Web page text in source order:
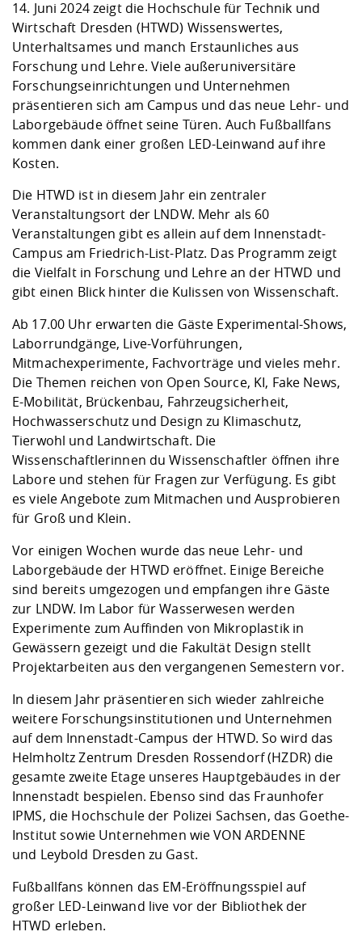
Vorbereitung
Checkliste zum
Studien- und
und Physik
Fremdsprachen
Studieren in
Lebenslagen
Studentenwerk
Arbeit
Career Service
Lehren,
Weiterbilden im
Formulare und
Formulare und
FIS -
Prototyping und
Gründung und
Kooperationen
Kontakt &
Klimaschutz &
Gremien und
Informatik/
Landbau/
Maschinenbau
Angebote für Unternehmen
Kontakt und Anfahrt
Qualitätssicherung
14. Juni 2024 zeigt die Hochschule für Technik und
Wirtschaft Dresden (HTWD) Wissenswertes,
Unterhaltsames und manch Erstaunliches aus
Forschung und Lehre. Viele außeruniversitäre
Forschungseinrichtungen und Unternehmen
präsentieren sich am Campus und das neue Lehr- und
Laborgebäude öffnet seine Türen. Auch Fußballfans
kommen dank einer großen LED-Leinwand auf ihre
Kosten.
Die HTWD ist in diesem Jahr ein zentraler
Veranstaltungsort der LNDW. Mehr als 60
Veranstaltungen gibt es allein auf dem Innenstadt-
Campus am Friedrich-List-Platz. Das Programm zeigt
die Vielfalt in Forschung und Lehre an der HTWD und
gibt einen Blick hinter die Kulissen von Wissenschaft.
Ab 17.00 Uhr erwarten die Gäste Experimental-Shows,
Laborrundgänge, Live-Vorführungen,
Mitmachexperimente, Fachvorträge und vieles mehr.
Die Themen reichen von Open Source, KI, Fake News,
E-Mobilität, Brückenbau, Fahrzeugsicherheit,
Hochwasserschutz und Design zu Klimaschutz,
Tierwohl und Landwirtschaft. Die
Wissenschaftlerinnen du Wissenschaftler öffnen ihre
Labore und stehen für Fragen zur Verfügung. Es gibt
es viele Angebote zum Mitmachen und Ausprobieren
für Groß und Klein.
Vor einigen Wochen wurde das neue Lehr- und
Laborgebäude der HTWD eröffnet. Einige Bereiche
sind bereits umgezogen und empfangen ihre Gäste
zur LNDW. Im Labor für Wasserwesen werden
Experimente zum Auffinden von Mikroplastik in
Gewässern gezeigt und die Fakultät Design stellt
Projektarbeiten aus den vergangenen Semestern vor.
In diesem Jahr präsentieren sich wieder zahlreiche
weitere Forschungsinstitutionen und Unternehmen
auf dem Innenstadt-Campus der HTWD. So wird das
Helmholtz Zentrum Dresden Rossendorf (HZDR) die
gesamte zweite Etage unseres Hauptgebäudes in der
Innenstadt bespielen. Ebenso sind das Fraunhofer
IPMS, die Hochschule der Polizei Sachsen, das Goethe-
Institut sowie Unternehmen wie VON ARDENNE
und Leybold Dresden zu Gast.
Fußballfans können das EM-Eröffnungsspiel auf
großer LED-Leinwand live vor der Bibliothek der
HTWD erleben.